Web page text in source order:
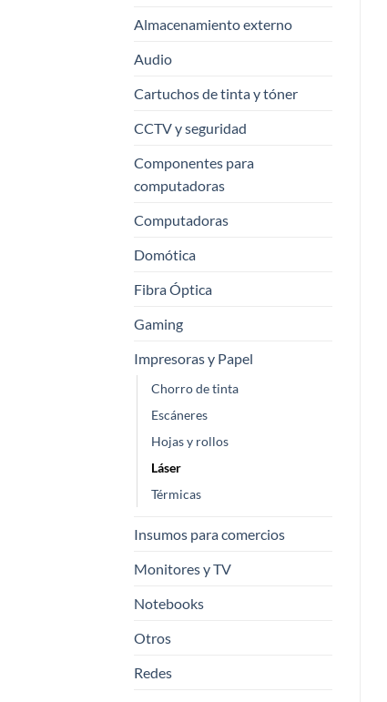
Almacenamiento externo
Audio
Cartuchos de tinta y tóner
CCTV y seguridad
Componentes para
computadoras
Computadoras
Domótica
Fibra Óptica
Gaming
Impresoras y Papel
Chorro de tinta
Escáneres
Hojas y rollos
Láser
Térmicas
Insumos para comercios
Monitores y TV
Notebooks
Otros
Redes